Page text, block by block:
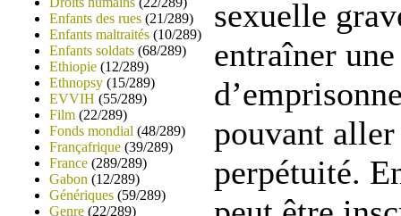
Enfants des rues (21/289)
Enfants maltraités (10/289)
Enfants soldats (68/289)
Ethiopie (12/289)
Ethnopsy (15/289)
EVVIH (55/289)
Film (22/289)
Fonds mondial (48/289)
Françafrique (39/289)
France (289/289)
Gabon (12/289)
Génériques (59/289)
Genre (22/289)
sexuelle
entraîner
pouvant aller
perpétuité.